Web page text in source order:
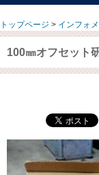
トップページ > インフォ
100㎜オフセット